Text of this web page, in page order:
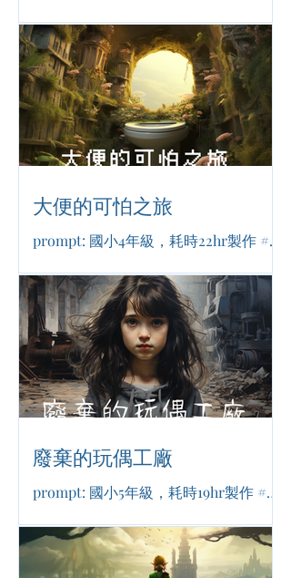
大便的可怕之旅
prompt: 國小4年級，耗時22hr製作 #奇
廢棄的玩偶工廠
prompt: 國小5年級，耗時19hr製作 #驚